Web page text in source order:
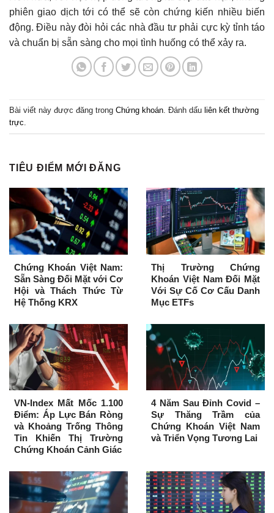
phiên giao dịch tới có thể sẽ còn chứng kiến nhiều biến
động. Điều này đòi hỏi các nhà đầu tư phải cực kỳ tỉnh táo
và chuẩn bị sẵn sàng cho mọi tình huống có thể xảy ra.
Bài viết này được đăng trong Chứng khoán . Đánh dấu liên kết thường
trực
TIÊU ĐIỂM MỚI ĐĂNG
Chứng Khoán Việt Nam:
Sẵn Sàng Đối Mặt với Cơ
Hội và Thách Thức Từ
Hệ Thống KRX
Thị Trường Chứng
Khoán Việt Nam Đối Mặt
Với Sự Cố Cơ Cấu Danh
Mục ETFs
VN-Index Mất Mốc 1.100
Điểm: Áp Lực Bán Ròng
và Khoảng Trống Thông
Tin Khiến Thị Trường
Chứng Khoán Cảnh Giác
4 Năm Sau Đỉnh Covid –
Sự Thăng Trầm của
Chứng Khoán Việt Nam
và Triển Vọng Tương Lai